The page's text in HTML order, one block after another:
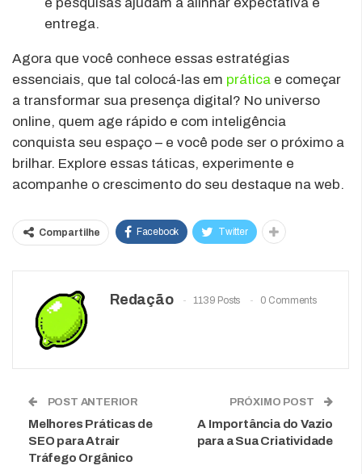
entrega.
Agora que você conhece essas estratégias
essenciais, que tal colocá-las em prática e começar
a transformar sua presença digital? No universo
online, quem age rápido e com inteligência
conquista seu espaço – e você pode ser o próximo a
brilhar. Explore essas táticas, experimente e
acompanhe o crescimento do seu destaque na web.
Compartilhe Facebook Twitter
Redação 1139 Posts 0 Comments
POST ANTERIOR
Melhores Práticas de
SEO para Atrair
Tráfego Orgânico
PRÓXIMO POST
A Importância do Vazio
para a Sua Criatividade